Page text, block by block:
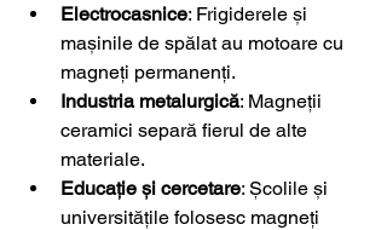
Electrocasnice: Frigiderele și
mașinile de spălat au motoare cu
magneți permanenți.
Industria metalurgică: Magneții
ceramici separă fierul de alte
materiale.
Educație și cercetare: Școlile și
universitățile folosesc magneți